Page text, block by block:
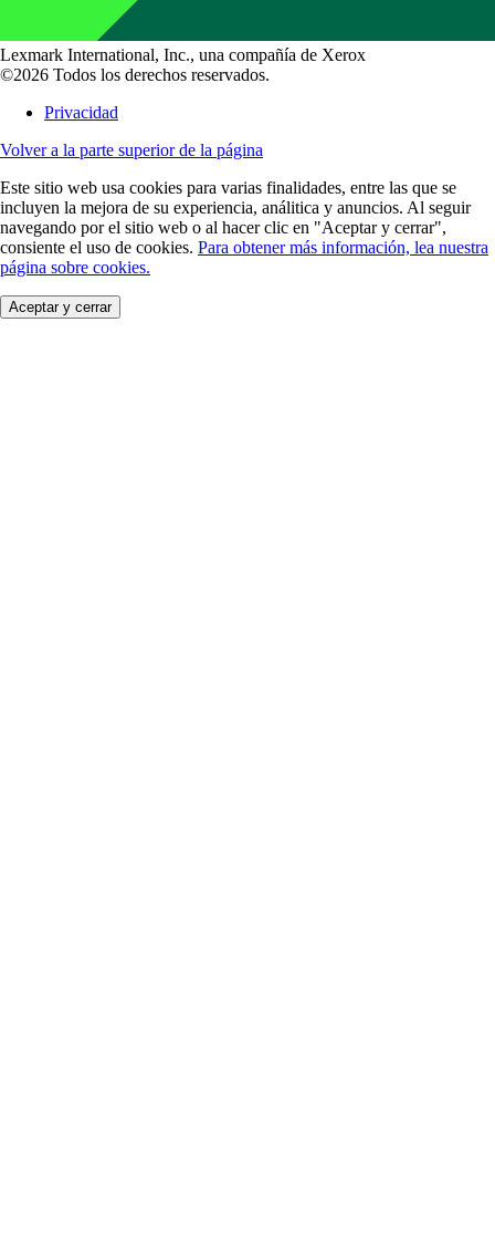
Lexmark International, Inc., una compañía de Xerox
©2026 Todos los derechos reservados.
Privacidad
Volver a la parte superior de la página
Este sitio web usa cookies para varias finalidades, entre las que se
incluyen la mejora de su experiencia, análitica y anuncios. Al seguir
navegando por el sitio web o al hacer clic en "Aceptar y cerrar",
consiente el uso de cookies. Para obtener más información, lea nuestra
página sobre cookies.
Aceptar y cerrar